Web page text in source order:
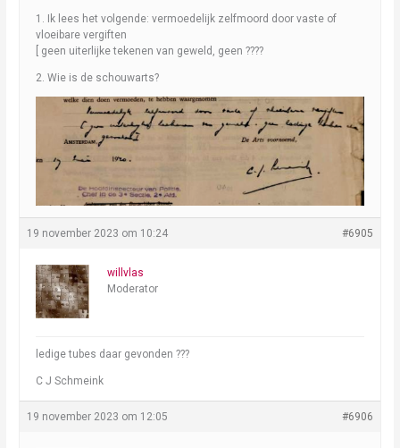
1. Ik lees het volgende: vermoedelijk zelfmoord door vaste of
vloeibare vergiften
[ geen uiterlijke tekenen van geweld, geen ????
2. Wie is de schouwarts?
19 november 2023 om 10:24 #6905
willvlas
Moderator
ledige tubes daar gevonden ???
C J Schmeink
19 november 2023 om 12:05 #6906